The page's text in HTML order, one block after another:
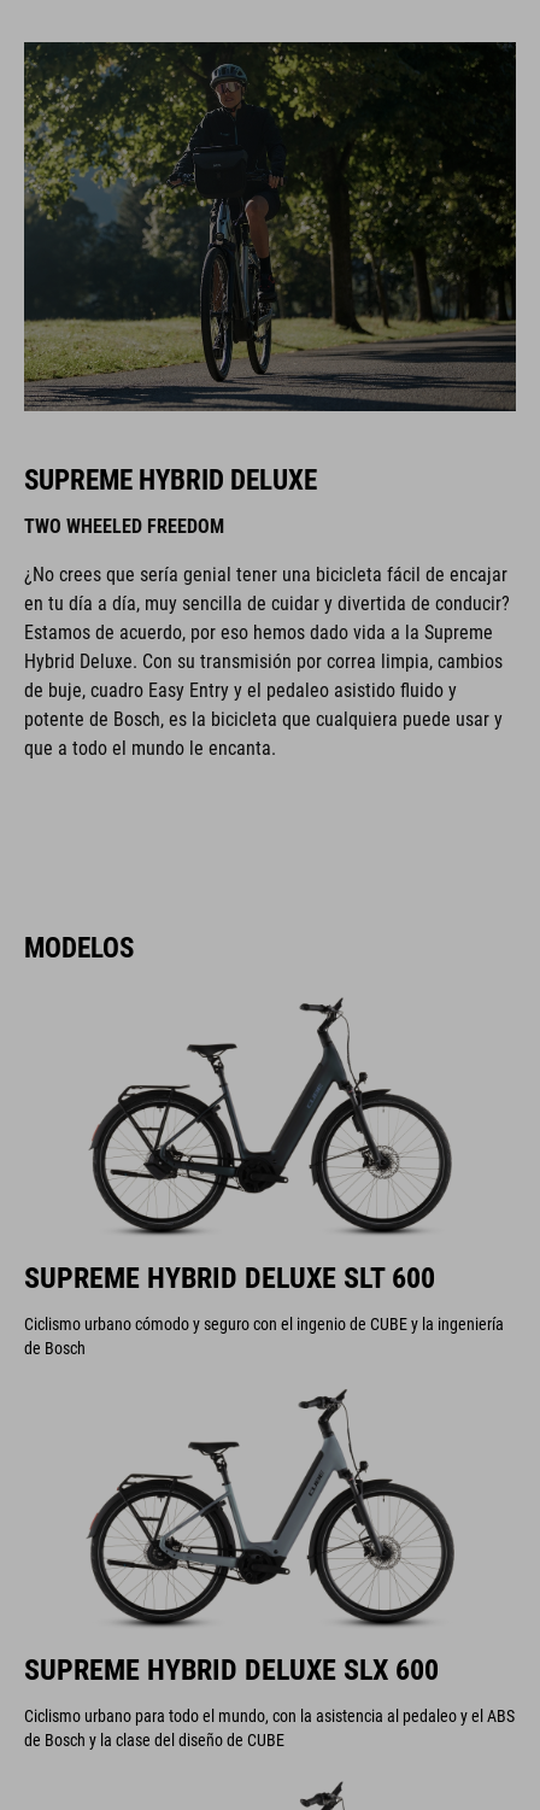
SUPREME HYBRID DELUXE
TWO WHEELED FREEDOM
¿No crees que sería genial tener una bicicleta fácil de encajar
en tu día a día, muy sencilla de cuidar y divertida de conducir?
Estamos de acuerdo, por eso hemos dado vida a la Supreme
Hybrid Deluxe. Con su transmisión por correa limpia, cambios
de buje, cuadro Easy Entry y el pedaleo asistido fluido y
potente de Bosch, es la bicicleta que cualquiera puede usar y
que a todo el mundo le encanta.
MODELOS
SUPREME HYBRID DELUXE SLT 600
Ciclismo urbano cómodo y seguro con el ingenio de CUBE y la ingeniería
de Bosch
SUPREME HYBRID DELUXE SLX 600
Ciclismo urbano para todo el mundo, con la asistencia al pedaleo y el ABS
de Bosch y la clase del diseño de CUBE